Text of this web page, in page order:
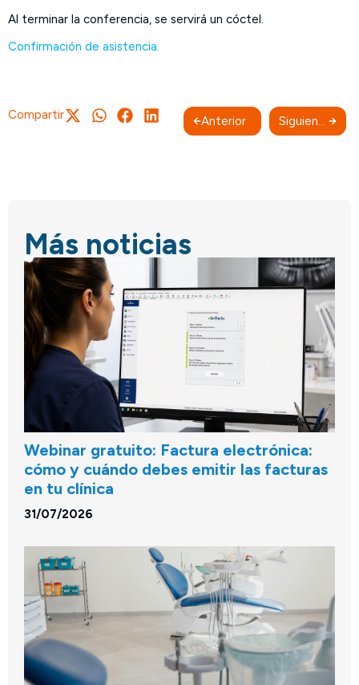
Al terminar la conferencia, se servirá un cóctel.
Confirmación de asistencia.
Compartir Anterior
Más noticias
Webinar gratuito: Factura electrónica:
cómo y cuándo debes emitir las facturas
en tu clínica
31/07/2026